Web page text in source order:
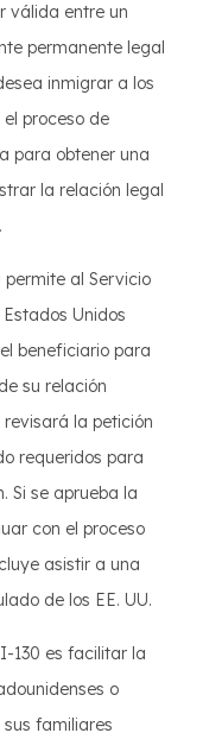
válida entre un
permanente legal
inmigrar a los
el proceso de
para obtener una
la relación legal
al Servicio
Unidos
beneficiario para
su relación
revisará la petición
requeridos para
Si se aprueba la
con el proceso
asistir a una
de los EE. UU.
130 es facilitar la
o
familiares